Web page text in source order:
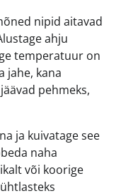
nipid aitavad
ahju
temperatuur on
jahe, kana
pehmeks,
ja kuivatage see
naha
või koorige